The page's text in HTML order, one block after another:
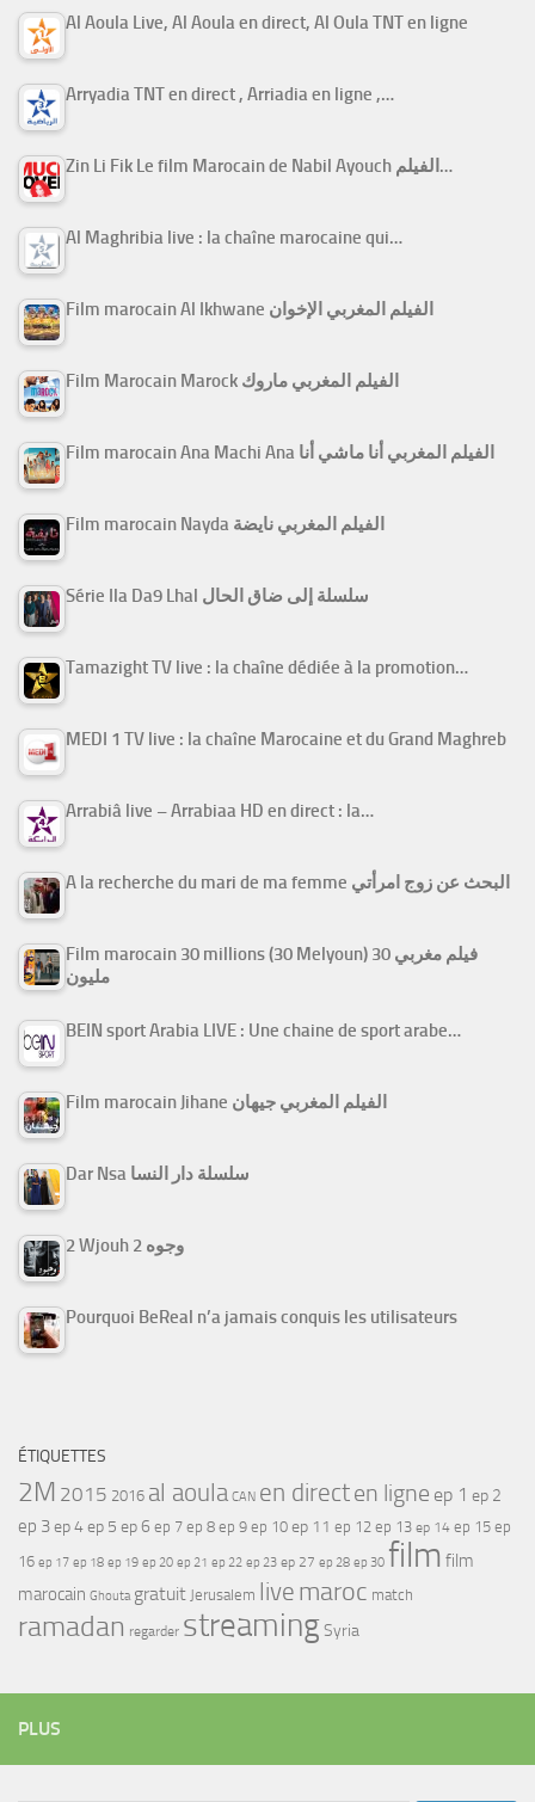
Al Aoula Live, Al Aoula en direct, Al Oula TNT en ligne
Arryadia TNT en direct , Arriadia en ligne ,…
Zin Li Fik Le film Marocain de Nabil Ayouch الفيلم…
Al Maghribia live : la chaîne marocaine qui…
Film marocain Al Ikhwane الفيلم المغربي الإخوان
Film Marocain Marock الفيلم المغربي ماروك
Film marocain Ana Machi Ana الفيلم المغربي أنا ماشي أنا
Film marocain Nayda الفيلم المغربي نايضة
Série Ila Da9 Lhal سلسلة إلى ضاق الحال
Tamazight TV live : la chaîne dédiée à la promotion…
MEDI 1 TV live : la chaîne Marocaine et du Grand Maghreb
Arrabiâ live – Arrabiaa HD en direct : la…
A la recherche du mari de ma femme البحث عن زوج امرأتي
Film marocain 30 millions (30 Melyoun) فيلم مغربي 30
مليون
BEIN sport Arabia LIVE : Une chaine de sport arabe…
Film marocain Jihane الفيلم المغربي جيهان
Dar Nsa سلسلة دار النسا
2 Wjouh 2 وجوه
Pourquoi BeReal n’a jamais conquis les utilisateurs
ÉTIQUETTES
2M 2015 2016 al aoula CAN en directen ligne ep 1 ep 2
ep 3ep 4ep 5 ep 6 ep 7 ep 8 ep 9 ep 10 ep 11 ep 12 ep 13 ep 14 ep 15 ep
16 ep 17 ep 18 ep 19 ep 20 ep 21 ep 22 ep 23 ep 27 ep 28 ep 30 film film
marocain Ghouta gratuit Jerusalem live maroc match
ramadan regarder streamingSyria
PLUS